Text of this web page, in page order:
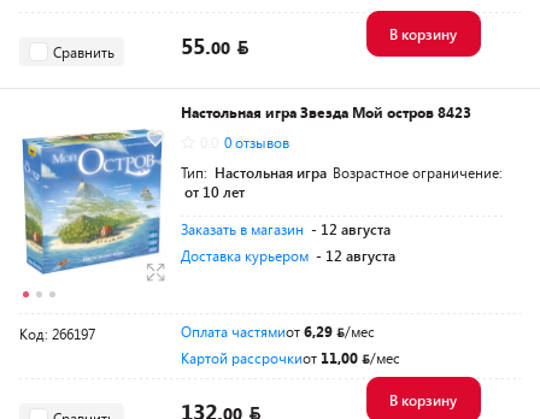
Сравнить 55.00
В корзину
Настольная игра Звезда Мой остров 8423
0 отзывов
Тип: Настольная игра Возрастное ограничение:
от 10 лет
Заказать в магазин - 12 августа
Доставка курьером - 12 августа
Код: 266197 Оплата частямиот6,29
/мес
Картой рассрочкиот 11,00 /мес
132.00
В корзину